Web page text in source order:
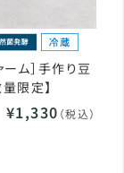
ーム］手作り豆
限定】
¥1,330 （税込）